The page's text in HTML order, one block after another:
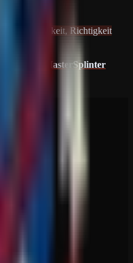
Vollständigkeit, Richtigkeit
MasterSplinter